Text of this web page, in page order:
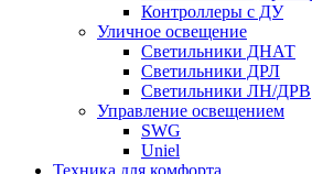
Контроллеры с ДУ
Уличное освещение
Светильники ДНАТ
Светильники ДРЛ
Светильники ЛН/ДРВ
Управление освещением
SWG
Uniel
Техника для комфорта